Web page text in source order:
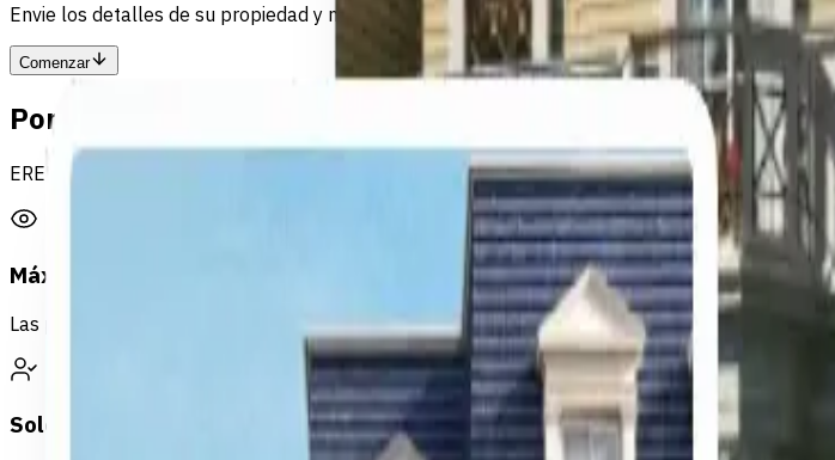
Envie los detalles de su propiedad y nuestro equipo se comunicara con usted dentro de las 24
Comenzar
Por qué vender con EREP
EREP es el mercado que le conecta con los agentes y compradores activos en Egypt MLS.
Máxima exposición
Las propiedades publicadas en Egypt MLS se distribuyen a través de la red más grande de
Solo agentes verificados